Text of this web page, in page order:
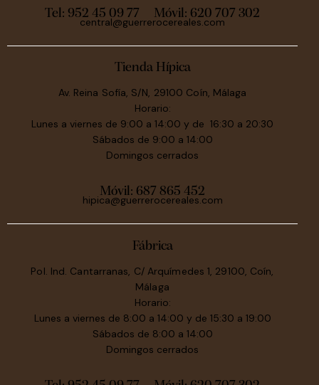
Tel: 952 45 09 77 Móvil: 620 707 302
central@guerrerocereales.com
Tienda Hípica
Av. Reina Sofía, S/N, 29100 Coín, Málaga
Horario:
Lunes a viernes de 9:00 a 14:00 y de 16:30 a 20:30
Sábados de 9:00 a 14:00
Domingos cerrados
Móvil: 687 865 452
hipica@guerrerocereales.com
Fábrica
Pol. Ind. Cantarranas, C/ Arquímedes 1, 29100, Coín,
Málaga
Horario:
Lunes a viernes de 8:00 a 14:00 y de 15:30 a 19:00
Sábados de 8:00 a 14:00
Domingos cerrados